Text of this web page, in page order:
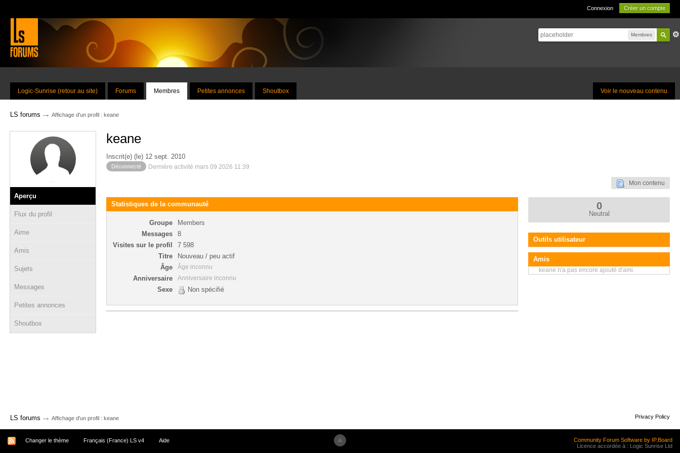
Connexion Créer un compte
Membres
Voir le nouveau contenu
Logic-Sunrise (retour au site) Forums Membres Petites annonces Shoutbox
LS forums → Affichage d'un profil : keane
Aperçu
Flux du profil
Aime
Amis
Sujets
Messages
Petites annonces
Shoutbox
keane
Inscrit(e) (le) 12 sept. 2010
Déconnecté Dernière activité mars 09 2026 11:39
Mon contenu
Statistiques de la communauté
Groupe
Members
Messages
8
Visites sur le profil
7 598
Titre
Nouveau / peu actif
Âge
Âge inconnu
Anniversaire Anniversaire inconnu
Sexe Non spécifié
0
Neutral
Outils utilisateur
Amis
keane n'a pas encore ajouté d'ami.
LS forums → Affichage d'un profil : keane Privacy Policy
Changer le thème Français (France) LS v4 Aide
Community Forum Software by IP.Board
Licence accordée à : Logic Sunrise Ltd